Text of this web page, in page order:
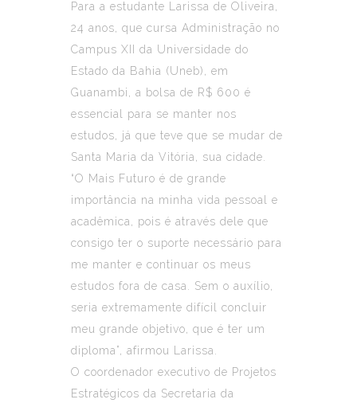
Para a estudante Larissa de Oliveira,
24 anos, que cursa Administração no
Campus XII da Universidade do
Estado da Bahia (Uneb), em
Guanambi, a bolsa de R$ 600 é
essencial para se manter nos
estudos, já que teve que se mudar de
Santa Maria da Vitória, sua cidade.
“O Mais Futuro é de grande
importância na minha vida pessoal e
acadêmica, pois é através dele que
consigo ter o suporte necessário para
me manter e continuar os meus
estudos fora de casa. Sem o auxílio,
seria extremamente difícil concluir
meu grande objetivo, que é ter um
diploma”, afirmou Larissa.
O coordenador executivo de Projetos
Estratégicos da Secretaria da